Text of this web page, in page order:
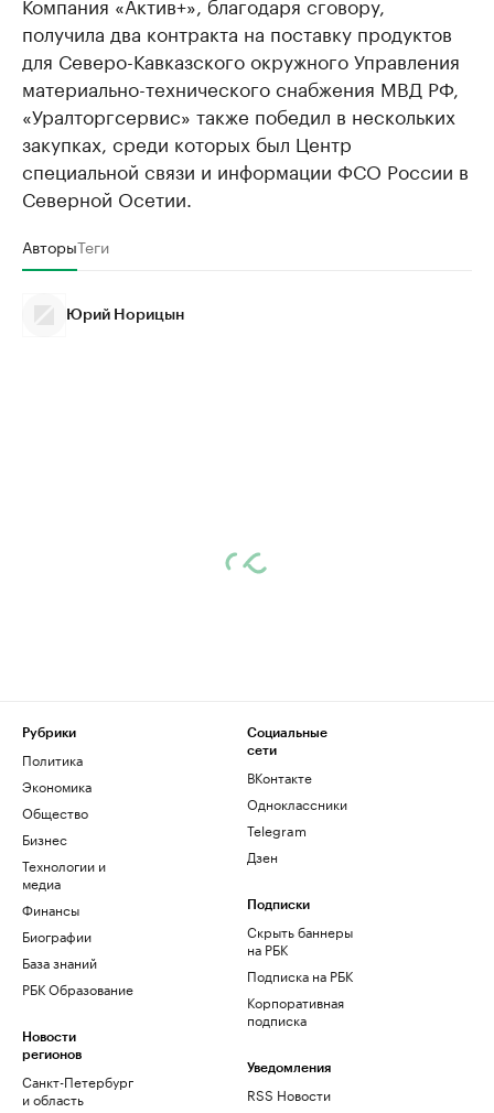
получила два контракта на поставку продуктов
для Северо-Кавказского окружного Управления
материально-технического снабжения МВД РФ,
«Уралторгсервис» также победил в нескольких
закупках, среди которых был Центр
специальной связи и информации ФСО России в
Северной Осетии.
АвторыТеги
Юрий Норицын
Рубрики
Политика
Экономика
Общество
Бизнес
Технологии и
медиа
Финансы
Биографии
База знаний
РБК Образование
Новости
регионов
Санкт-Петербург
и область
Социальные
сети
ВКонтакте
Одноклассники
Telegram
Дзен
Подписки
Скрыть баннеры
на РБК
Подписка на РБК
Корпоративная
подписка
Уведомления
RSS Новости